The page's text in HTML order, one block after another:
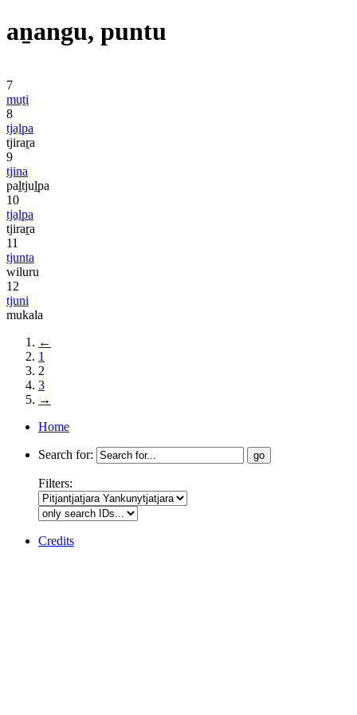
aṉangu, puntu
7
muṯi
8
tjaḻpa
tjiraṟa
9
tjina
paḻtjuḻpa
10
tjaḻpa
tjiraṟa
11
tjunta
wiluru
12
tjuni
mukala
←
1
2
3
→
Home
Search for:
Filters:
Credits